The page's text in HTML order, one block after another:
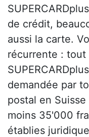
de crédit,
aussi la carte.
récurrente :
demandée par
postal en
moins 35'000
établies